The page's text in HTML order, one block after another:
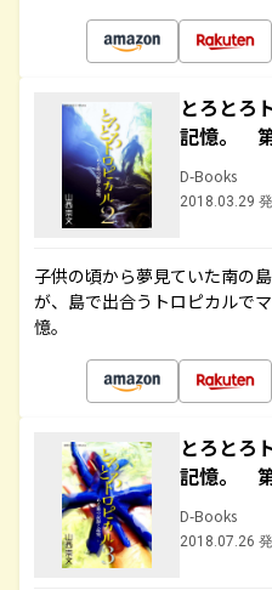
とろとろ
記憶。
D-Books
2018.03.29
子供の頃から夢見ていた南の
が、島で出合うトロピカルで
憶。
とろとろ
記憶。
D-Books
2018.07.26